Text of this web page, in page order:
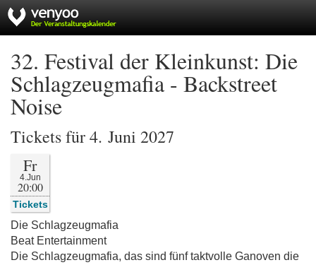
32. Festival der Kleinkunst: Die
Schlagzeugmafia - Backstreet
Noise
Tickets für 4. Juni 2027
Fr
4.Jun
20:00
Tickets
Die Schlagzeugmafia
Beat Entertainment
Die Schlagzeugmafia, das sind fünf taktvolle Ganoven die